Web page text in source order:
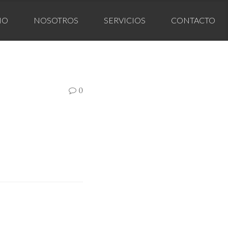
NOSOTROS SERVICIOS CONTACTO
0